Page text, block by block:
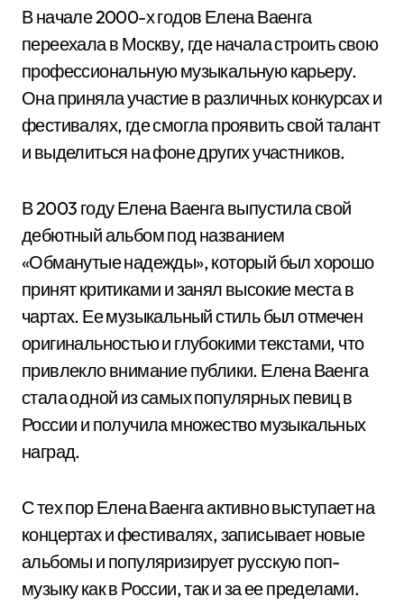
В начале 2000-х годов Елена Ваенга
переехала в Москву, где начала строить свою
профессиональную музыкальную карьеру.
Она приняла участие в различных конкурсах и
фестивалях, где смогла проявить свой талант
и выделиться на фоне других участников.
В 2003 году Елена Ваенга выпустила свой
дебютный альбом под названием
«Обманутые надежды», который был хорошо
принят критиками и занял высокие места в
чартах. Ее музыкальный стиль был отмечен
оригинальностью и глубокими текстами, что
привлекло внимание публики. Елена Ваенга
стала одной из самых популярных певиц в
России и получила множество музыкальных
наград.
С тех пор Елена Ваенга активно выступает на
концертах и фестивалях, записывает новые
альбомы и популяризирует русскую поп-
музыку как в России, так и за ее пределами.